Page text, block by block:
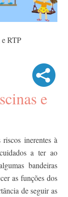
e RTP
e
inerentes à
a ter ao
bandeiras
as funções dos
de seguir as